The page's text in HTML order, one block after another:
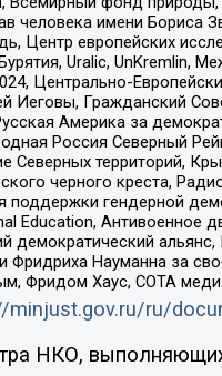
человека имени Бориса
Центр европейских
Uralic, UnKremlin,
Центрально-
Иеговы, Гражданский
Америка за
Россия Северный
Северных территорий,
черного креста,
гендерной
Education, Антивоенное
демократический
Науманна за
Фридом Хаус, СОТА
minjust.gov.ru/ru/
НКО,